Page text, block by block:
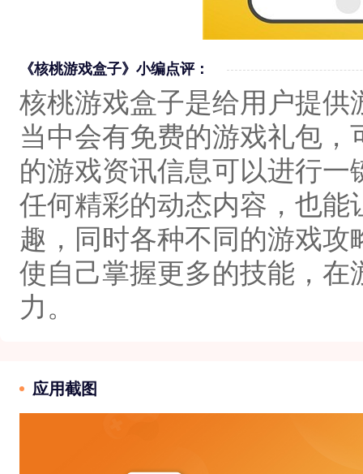
《核桃游戏盒子》小编点评：
核桃游戏盒子是给用户提供
当中会有免费的游戏礼包
的游戏资讯信息可以进行
任何精彩的动态内容，也能
趣，同时各种不同的游戏
使自己掌握更多的技能，在
力。
应用截图